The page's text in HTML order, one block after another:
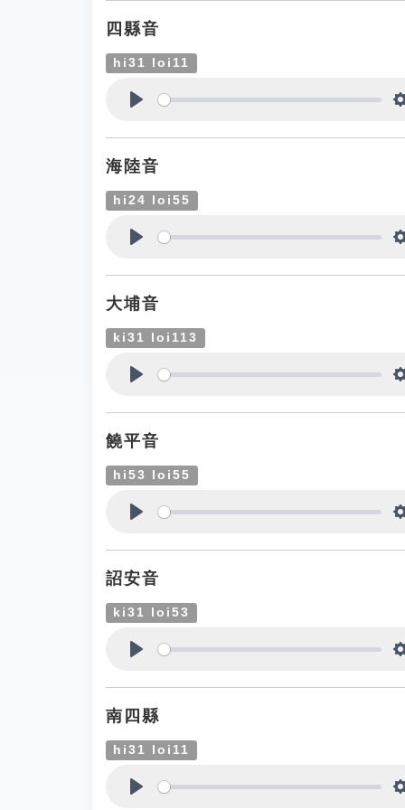
四縣音
hi31 loi11
海陸音
hi24 loi55
大埔音
ki31 loi113
饒平音
hi53 loi55
詔安音
ki31 loi53
南四縣
hi31 loi11